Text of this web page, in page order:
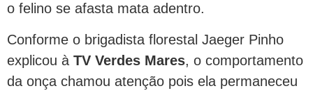
o felino se afasta mata adentro.
Conforme o brigadista florestal Jaeger Pinho
explicou à TV Verdes Mares, o comportamento
da onça chamou atenção pois ela permaneceu